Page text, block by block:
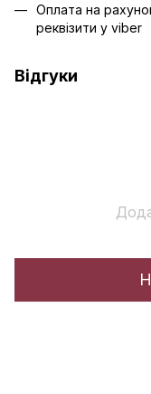
Оплата на
реквізити у viber
Відгуки